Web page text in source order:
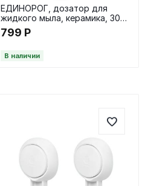
ЕДИНОРОГ, дозатор для
жидкого мыла, керамика, 300
мл, белый/золотой
799 Р
В наличии